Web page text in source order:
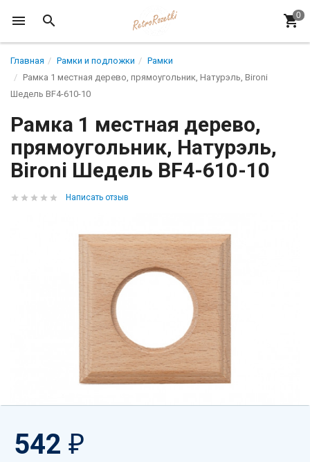
Главная Рамки и подложки
Рамки
Рамка 1 местная дерево, прямоугольник, Натурэль, Bironi
Шедель BF4-610-10
Рамка 1 местная дерево,
прямоугольник, Натурэль,
Bironi Шедель BF4-610-10
Написать отзыв
542 ₽